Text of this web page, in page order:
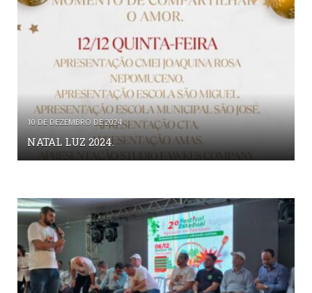
10 DE DEZEMBRO DE 2024
NATAL LUZ 2024.